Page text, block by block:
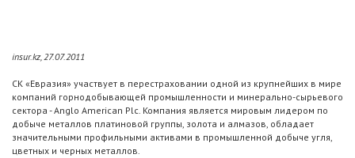
insur.kz, 27.07.2011
СК «Евразия» участвует в перестраховании одной из крупнейших в мире
компаний горнодобывающей промышленности и минерально-сырьевого
сектора - Anglo American Plc. Компания является мировым лидером по
добыче металлов платиновой группы, золота и алмазов, обладает
значительными профильными активами в промышленной добыче угля,
цветных и черных металлов.